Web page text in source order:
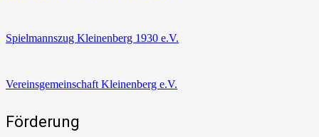
Spielmannszug Kleinenberg 1930 e.V.
Vereinsgemeinschaft Kleinenberg e.V.
Förderung